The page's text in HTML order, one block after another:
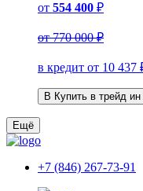
от 554 400 ₽
от770 000 ₽
в кредит от 10 437
В Купить в трейд ин
Ещё
+7 (846) 267-73-91